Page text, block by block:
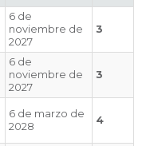
6 de
noviembre de
2027
3
6 de
noviembre de
2027
3
6 de marzo de
2028
4